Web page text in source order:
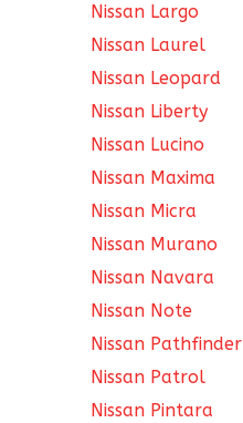
Nissan Largo
Nissan Laurel
Nissan Leopard
Nissan Liberty
Nissan Lucino
Nissan Maxima
Nissan Micra
Nissan Murano
Nissan Navara
Nissan Note
Nissan Pathfinder
Nissan Patrol
Nissan Pintara